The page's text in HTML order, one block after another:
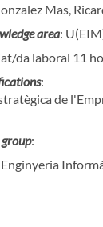
Mas,
area:
da laboral 11
:
de
group: